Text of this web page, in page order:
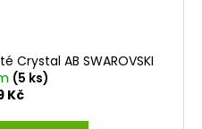
Crystal AB SWAROVSKI
(5 ks)
Kč